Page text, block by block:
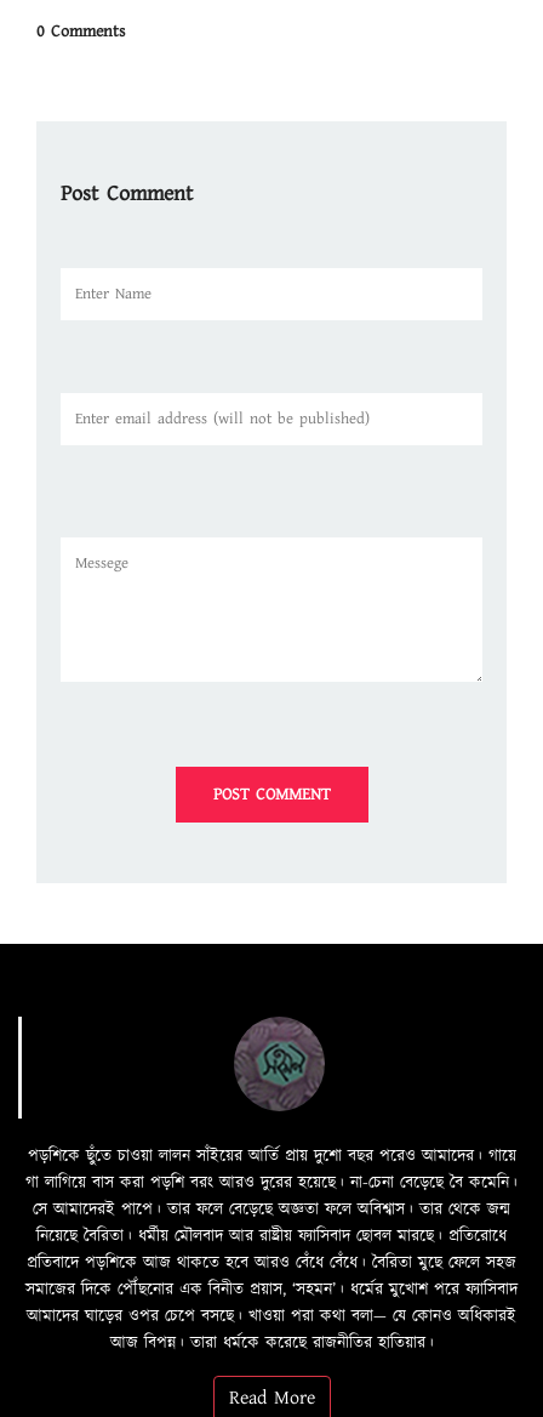
0 Comments
Post Comment
পড়শিকে ছুঁতে চাওয়া লালন সাঁইয়ের আর্তি প্রায় দুশো বছর পরেও আমাদের। গায়ে
গা লাগিয়ে বাস করা পড়শি বরং আরও দুরের হয়েছে। না-চেনা বেড়েছে বৈ কমেনি।
সে আমাদেরই পাপে। তার ফলে বেড়েছে অজ্ঞতা ফলে অবিশ্বাস। তার থেকে জন্ম
নিয়েছে বৈরিতা। ধর্মীয় মৌলবাদ আর রাষ্ট্রীয় ফ্যাসিবাদ ছোবল মারছে। প্রতিরোধে
প্রতিবাদে পড়শিকে আজ থাকতে হবে আরও বেঁধে বেঁধে। বৈরিতা মুছে ফেলে সহজ
সমাজের দিকে পৌঁছনোর এক বিনীত প্রয়াস, ‘সহমন’। ধর্মের মুখোশ পরে ফ্যাসিবাদ
আমাদের ঘাড়ের ওপর চেপে বসছে। খাওয়া পরা কথা বলা—­­ যে কোনও অধিকারই
আজ বিপন্ন। তারা ধর্মকে করেছে রাজনীতির হাতিয়ার।
Read More